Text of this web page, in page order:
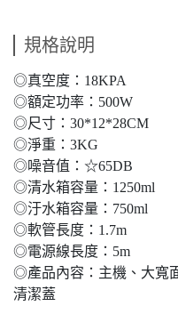
規格說明
◎真空度：18KPA
◎額定功率：500W
◎尺寸：30*12*28CM
◎淨重：3KG
◎噪音值：☆65DB
◎清水箱容量：1250ml
◎汙水箱容量：750ml
◎軟管長度：1.7m
◎電源線長度：5m
◎產品內容：主機、大寬
清潔蓋